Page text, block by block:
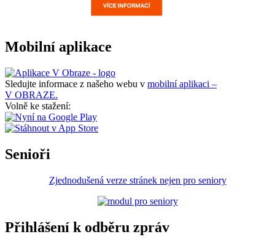
Mobilní aplikace
Sledujte informace z našeho webu v mobilní aplikaci –
V OBRAZE.
Volně ke stažení:
Senioři
Zjednodušená verze stránek nejen pro seniory
Přihlášení k odběru zpráv